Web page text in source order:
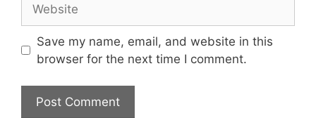
Save my name, email, and website in this
browser for the next time I comment.